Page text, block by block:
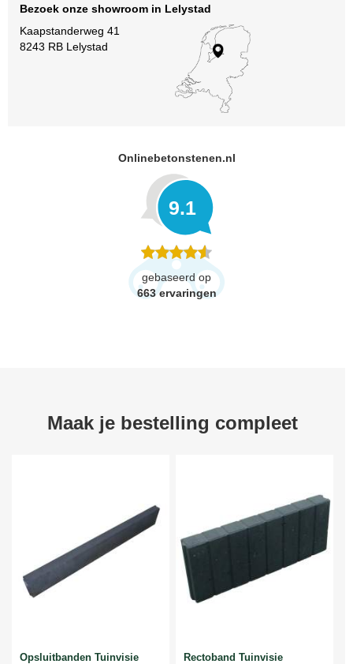
Bezoek onze showroom in Lelystad
Kaapstanderweg 41
8243 RB Lelystad
Onlinebetonstenen.nl
9.1
gebaseerd op
663 ervaringen
Maak je bestelling compleet
Opsluitbanden Tuinvisie
Rectoband Tuinvisie